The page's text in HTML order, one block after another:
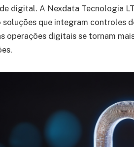
digital. A Nexdata Tecnologia
soluções que integram controles
operações digitais se tornam